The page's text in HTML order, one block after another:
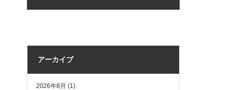
アーカイブ
2026年8月 (1)